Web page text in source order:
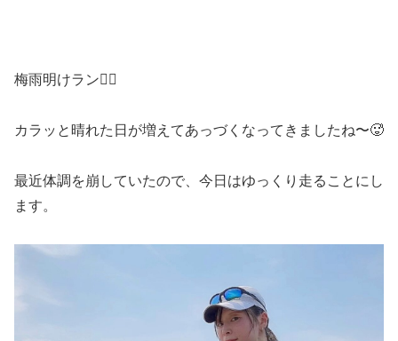
梅雨明けラン🏃‍♀️
カラッと晴れた日が増えてあっづくなってきましたね〜🥵
最近体調を崩していたので、今日はゆっくり走ることにし
ます。